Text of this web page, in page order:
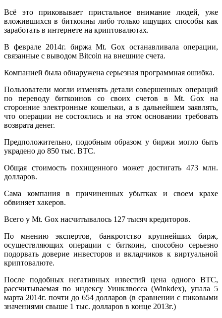
Всё это приковывает пристальное внимание людей, уже
вложившихся в биткоины либо только ищущих способы как
заработать в интернете на криптовалютах.
В феврале 2014г. биржа Mt. Gox останавливала операции,
связанные с выводом Bitcoin на внешние счета.
Компанией была обнаружена серьезная программная ошибка.
Пользователи могли изменять детали совершенных операций
по переводу биткоинов со своих счетов в Mt. Gox на
сторонние электронные кошельки, а в дальнейшем заявлять,
что операции не состоялись и на этом основании требовать
возврата денег.
Предположительно, подобным образом у биржи могло быть
украдено до 850 тыс. BTC.
Общая стоимость похищенного может достигать 473 млн.
долларов.
Сама компания в причиненных убытках и своем крахе
обвиняет хакеров.
Всего у Mt. Gox насчитывалось 127 тысяч кредиторов.
По мнению экспертов, банкротство крупнейших бирж,
осуществляющих операции с биткоин, способно серьезно
подорвать доверие инвесторов и вкладчиков к виртуальной
криптовалюте.
После подобных негативных известий цена одного BTC,
рассчитываемая по индексу Уинклвосса (Winkdex), упала 5
марта 2014г. почти до 654 долларов (в сравнении с пиковыми
значениями свыше 1 тыс. долларов в конце 2013г.)